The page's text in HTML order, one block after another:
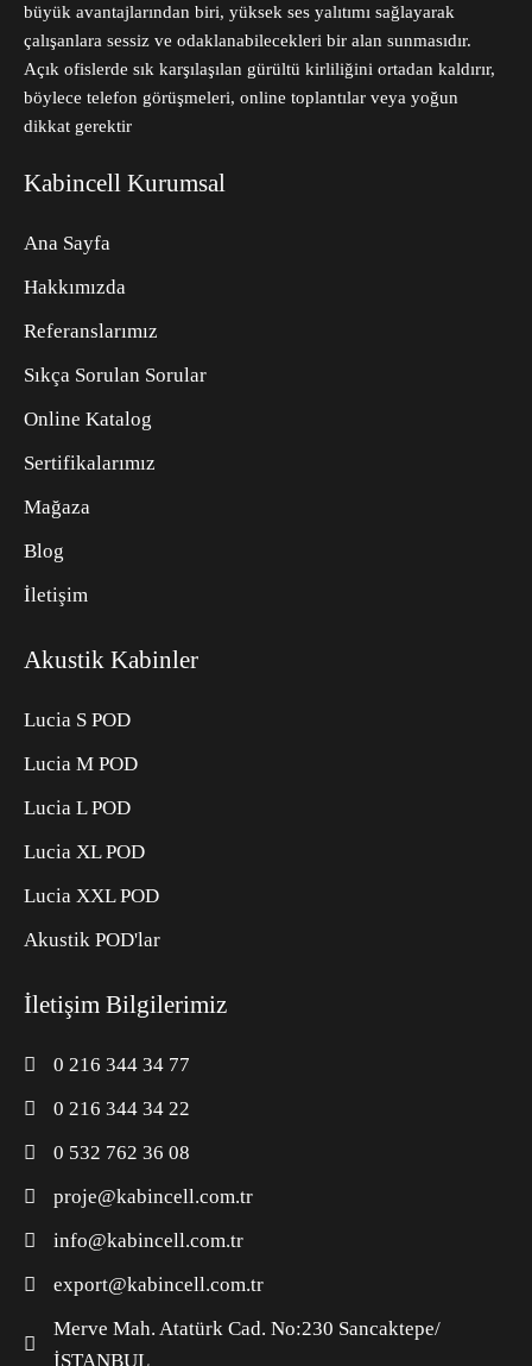
büyük avantajlarından biri, yüksek ses yalıtımı sağlayarak
çalışanlara sessiz ve odaklanabilecekleri bir alan sunmasıdır.
Açık ofislerde sık karşılaşılan gürültü kirliliğini ortadan kaldırır,
böylece telefon görüşmeleri, online toplantılar veya yoğun
dikkat gerektir
Kabincell Kurumsal
Ana Sayfa
Hakkımızda
Referanslarımız
Sıkça Sorulan Sorular
Online Katalog
Sertifikalarımız
Mağaza
Blog
İletişim
Akustik Kabinler
Lucia S POD
Lucia M POD
Lucia L POD
Lucia XL POD
Lucia XXL POD
Akustik POD'lar
İletişim Bilgilerimiz
0 216 344 34 77
0 216 344 34 22
0 532 762 36 08
proje@kabincell.com.tr
info@kabincell.com.tr
export@kabincell.com.tr
Merve Mah. Atatürk Cad. No:230 Sancaktepe/
İSTANBUL